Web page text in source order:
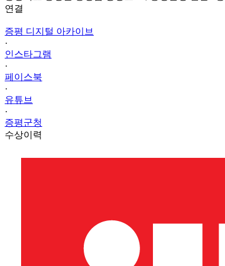
연결
증평 디지털 아카이브
·
인스타그램
·
페이스북
·
유튜브
·
증평군청
수상이력